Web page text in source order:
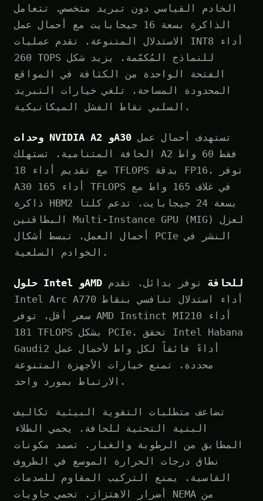
الخادم القياسي دون تبريد متخصص. تتعامل
الذاكرة بسعة 16 جيجابايت مع أحمال عمل
الاستدلال المتنوعة. تقدم عمليات INT8 أداء
260 TOPS للنماذج المُكمّمة. يزيد شكل
الفتحة الواحدة من الكثافة في المواقع
المحدودة المساحة. تلغي خيارات التبريد
السلبي نقاط الفشل الميكانيكية.
وحدات NVIDIA A2 وA30
الحافة المتنامية. تستهلك A2 فقط 60 واط
مع تقديم أداء 18 TFLOPS بدقة FP16. توفر
A30 أداء 165 TFLOPS في غلاف 165 واط مع
ذاكرة HBM2 بسعة 24 جيجابايت. تدعم كلتا
البطاقتين Multi-Instance GPU (MIG) لعزل
أحمال العمل. تبسط أشكال PCIe النشر في
الخوادم السلعية.
حلول Intel وAMD للحافة توفر بدائل. تقدم
Intel Arc A770 أداء استدلال تنافسي بنقاط
سعر أقل. توفر AMD Instinct MI210 أداء
181 TFLOPS بشكل PCIe. تحقق Intel Habana
Gaudi2 أداءً فائقاً لكل واط لأحمال عمل
محددة. تمنع خيارات الأجهزة المتنوعة
الارتباط بمورد واحد.
تضاعف متطلبات التقوية البيئية تكاليف
البنية التحتية للحافة. يحمي الطلاء
المطابق من الرطوبة والغبار. تصمد مكونات
نطاق درجات الحرارة الموسع في الظروف
القاسية. يمنع التركيب المقاوم للصدمات
أضرار الاهتزاز. تحمي حاويات NEMA من